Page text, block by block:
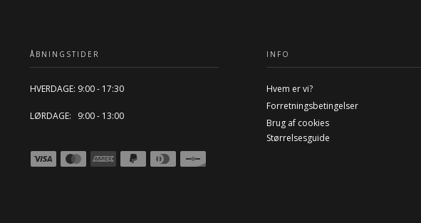
ÅBNINGSTIDER
HVERDAGE: 9:00 - 17:30
LØRDAGE: 9:00 - 13:00
INFO
Hvem er vi?
Forretningsbetingelser
Brug af cookies
Størrelsesguide